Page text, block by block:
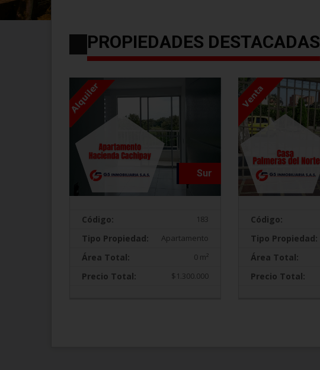
PROPIEDADES DESTACADAS
Sur
Código: 183
Tipo Propiedad: Apartamento
Área Total: 0 m²
Precio Total: $1.300.000
Código:
Tipo Propiedad:
Área Total:
Precio Total: